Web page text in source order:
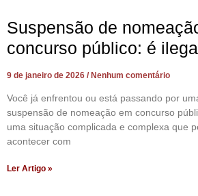
Suspensão de
concurso público: é
9 de janeiro de 2026 Nenhum comentário
Você já enfrentou ou está passando por
suspensão de nomeação em concurso
uma situação complicada e complexa que
acontecer com
Ler Artigo »